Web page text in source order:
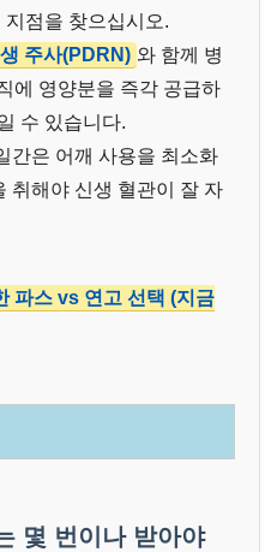
점을 찾으십시오.
주사(PDRN) 와 함께 병
에 영양분을 즉각 공급하
수 있습니다.
간은 어깨 사용을 최소화
취해야 신생 혈관이 잘 자
파스 vs 연고 선택 (지금
몇 번이나 받아야